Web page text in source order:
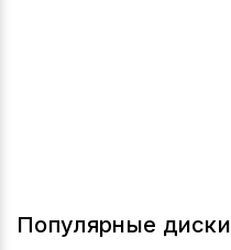
Популярные диски